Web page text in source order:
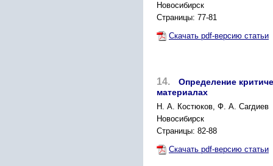
Новосибирск
Страницы: 77-81
Скачать pdf-версию статьи
14.
Определение
материалах
Н. А. Костюков, Ф. А. Сагдиев
Новосибирск
Страницы: 82-88
Скачать pdf-версию статьи